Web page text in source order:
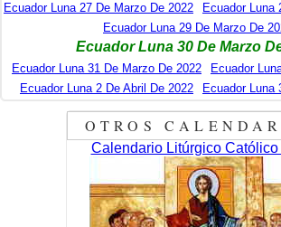
Ecuador Luna 27 De Marzo De 2022
Ecuador Luna
Ecuador Luna 29 De Marzo De
Ecuador Luna 30 De Marzo
Ecuador Luna 31 De Marzo De 2022
Ecuador
Ecuador Luna 2 De Abril De 2022
Ecuador Luna
OTROS
Calendario Litúrgico Católico